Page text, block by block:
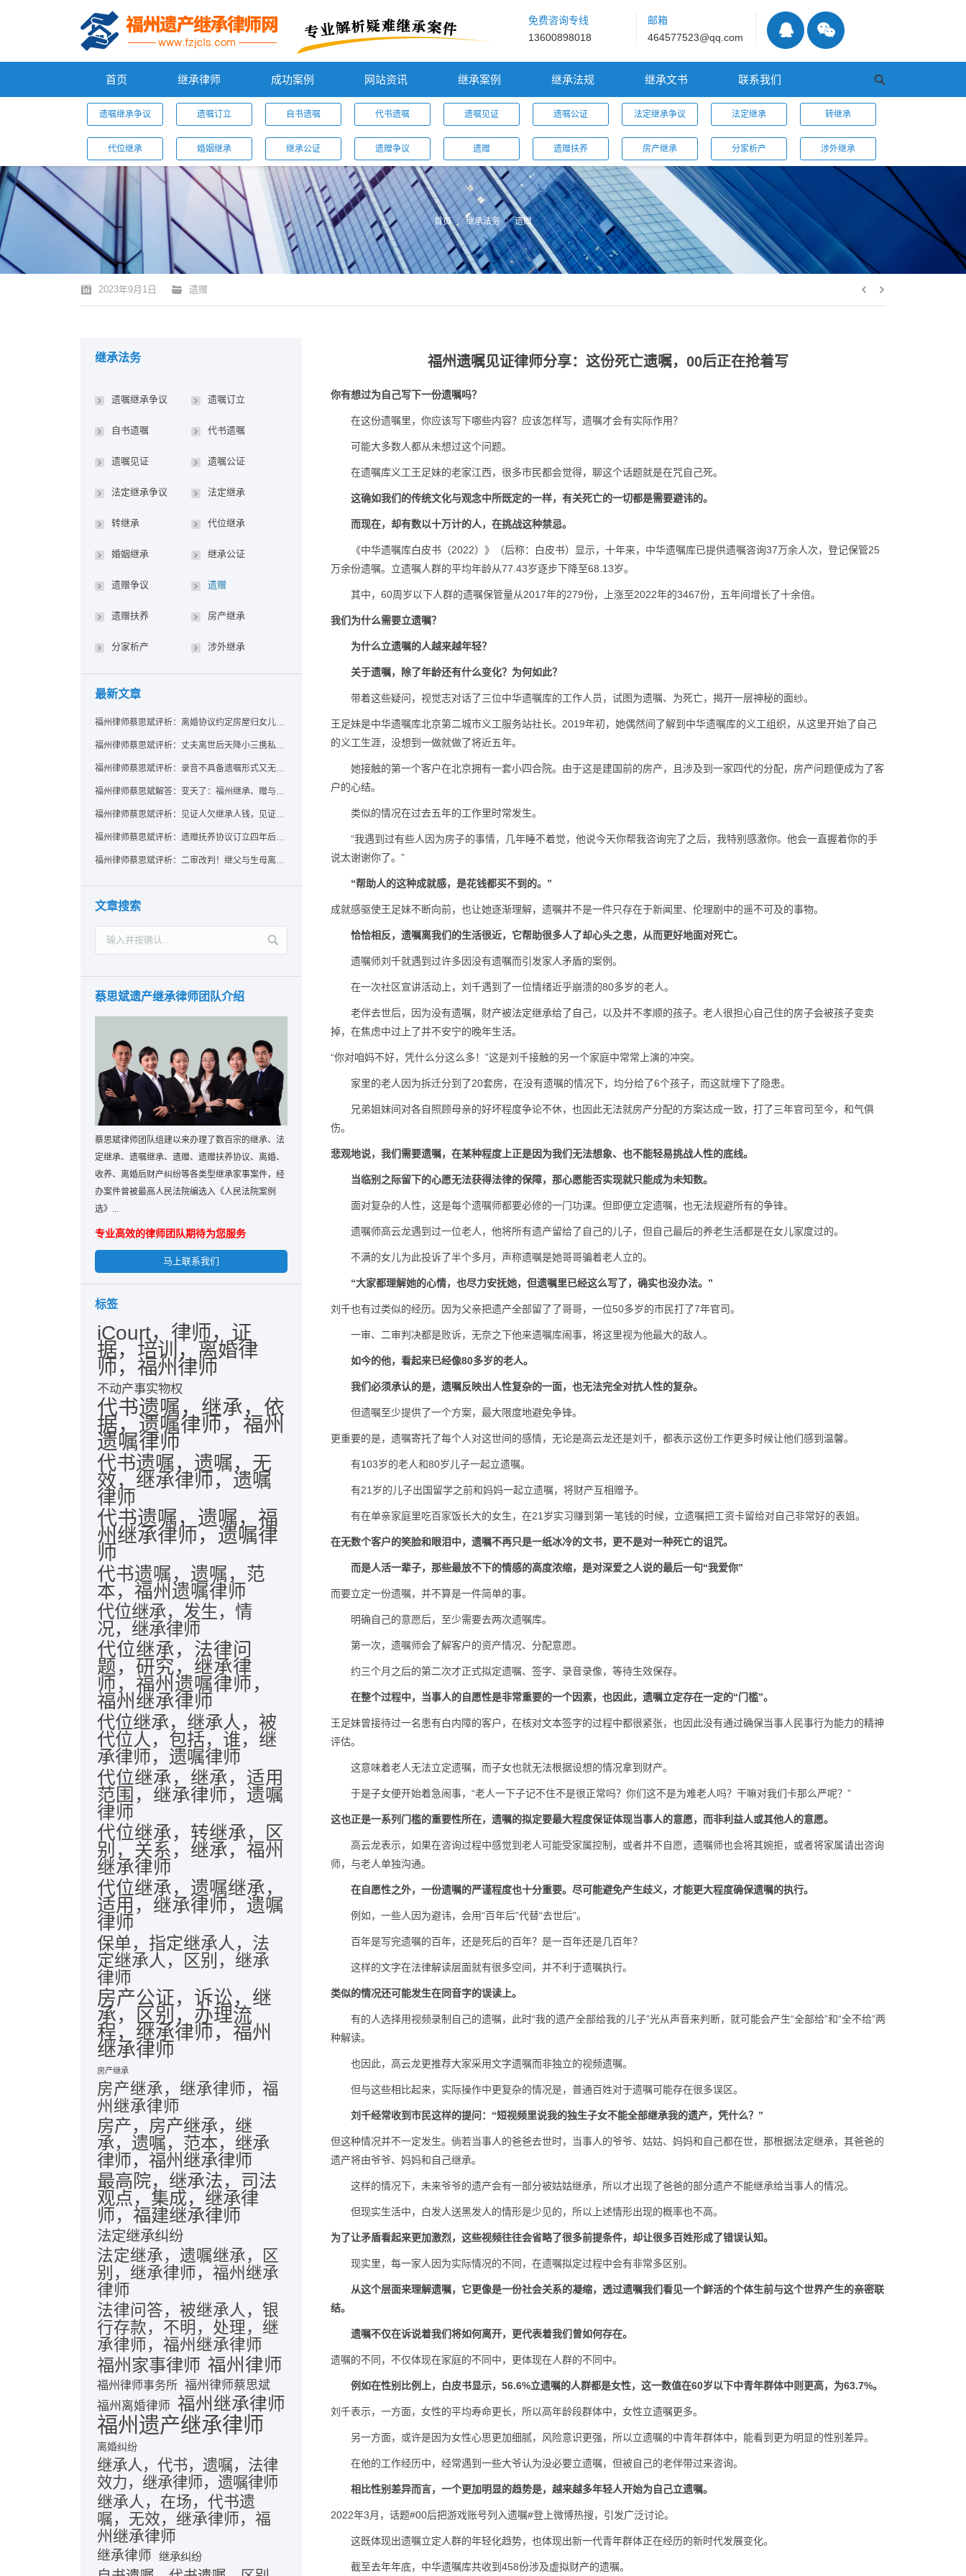
免费咨询专线
13600898018
邮箱
464577523@qq.com
首页 继承律师 成功案例 网站资讯 继承案例 继承法规 继承文书 联系我们
遗嘱继承争议 遗嘱订立 自书遗嘱 代书遗嘱 遗嘱见证 遗嘱公证 法定继承争议 法定继承 转继承
代位继承 婚姻继承 继承公证 遗赠争议 遗赠 遗赠扶养 房产继承 分家析产 涉外继承
您的位置： 首页 继承法务 遗赠
2023年9月1日 遗赠
福州遗嘱见证律师分享：这份死亡遗嘱，00后正在抢着写
你有想过为自己写下一份遗嘱吗？
在这份遗嘱里，你应该写下哪些内容？应该怎样写，遗嘱才会有实际作用？
可能大多数人都从未想过这个问题。
在遗嘱库义工王足妹的老家江西，很多市民都会觉得，聊这个话题就是在咒自己死。
这确如我们的传统文化与观念中所既定的一样，有关死亡的一切都是需要避讳的。
而现在，却有数以十万计的人，在挑战这种禁忌。
《中华遗嘱库白皮书（2022）》（后称：白皮书）显示，十年来，中华遗嘱库已提供遗嘱咨询37万余人次，登记保管25
万余份遗嘱。立遗嘱人群的平均年龄从77.43岁逐步下降至68.13岁。
其中，60周岁以下人群的遗嘱保管量从2017年的279份，上涨至2022年的3467份，五年间增长了十余倍。
我们为什么需要立遗嘱？
为什么立遗嘱的人越来越年轻？
关于遗嘱，除了年龄还有什么变化？为何如此？
带着这些疑问，视觉志对话了三位中华遗嘱库的工作人员，试图为遗嘱、为死亡，揭开一层神秘的面纱。
王足妹是中华遗嘱库北京第二城市义工服务站社长。2019年初，她偶然间了解到中华遗嘱库的义工组织，从这里开始了自己
的义工生涯，没想到一做就做了将近五年。
她接触的第一个客户在北京拥有一套小四合院。 由于这是建国前的房产，且涉及到一家四代的分配，房产问题便成为了客
户的心结。
类似的情况在过去五年的工作里时常发生。
“我遇到过有些人因为房子的事情，几年睡不着觉，他说今天你帮我咨询完了之后，我特别感激你。他会一直握着你的手
说太谢谢你了。”
“帮助人的这种成就感，是花钱都买不到的。”
成就感驱使王足妹不断向前，也让她逐渐理解，遗嘱并不是一件只存在于新闻里、伦理剧中的遥不可及的事物。
恰恰相反，遗嘱离我们的生活很近，它帮助很多人了却心头之患，从而更好地面对死亡。
遗嘱师刘千就遇到过许多因没有遗嘱而引发家人矛盾的案例。
在一次社区宣讲活动上，刘千遇到了一位情绪近乎崩溃的80多岁的老人。
老伴去世后，因为没有遗嘱，财产被法定继承给了自己，以及并不孝顺的孩子。老人很担心自己住的房子会被孩子变卖
掉，在焦虑中过上了并不安宁的晚年生活。
“你对咱妈不好，凭什么分这么多！”这是刘千接触的另一个家庭中常常上演的冲突。
家里的老人因为拆迁分到了20套房，在没有遗嘱的情况下，均分给了6个孩子，而这就埋下了隐患。
兄弟姐妹间对各自照顾母亲的好坏程度争论不休，也因此无法就房产分配的方案达成一致，打了三年官司至今，和气俱
伤。
悲观地说，我们需要遗嘱，在某种程度上正是因为我们无法想象、也不能轻易挑战人性的底线。
当临别之际留下的心愿无法获得法律的保障，那心愿能否实现就只能成为未知数。
面对复杂的人性，这是每个遗嘱师都要必修的一门功课。但即便立定遗嘱，也无法规避所有的争锋。
遗嘱师高云龙遇到过一位老人，他将所有遗产留给了自己的儿子，但自己最后的养老生活都是在女儿家度过的。
不满的女儿为此投诉了半个多月，声称遗嘱是她哥哥骗着老人立的。
“大家都理解她的心情，也尽力安抚她，但遗嘱里已经这么写了，确实也没办法。”
刘千也有过类似的经历。因为父亲把遗产全部留了了哥哥，一位50多岁的市民打了7年官司。
一审、二审判决都是败诉，无奈之下他来遗嘱库闹事，将这里视为他最大的敌人。
如今的他，看起来已经像80多岁的老人。
我们必须承认的是，遗嘱反映出人性复杂的一面，也无法完全对抗人性的复杂。
但遗嘱至少提供了一个方案，最大限度地避免争锋。
更重要的是，遗嘱寄托了每个人对这世间的感情，无论是高云龙还是刘千，都表示这份工作更多时候让他们感到温馨。
有103岁的老人和80岁儿子一起立遗嘱。
有21岁的儿子出国留学之前和妈妈一起立遗嘱，将财产互相赠予。
有在单亲家庭里吃百家饭长大的女生，在21岁实习赚到第一笔钱的时候，立遗嘱把工资卡留给对自己非常好的表姐。
在无数个客户的笑脸和眼泪中，遗嘱不再只是一纸冰冷的文书，更不是对一种死亡的诅咒。
而是人活一辈子，那些最放不下的情感的高度浓缩，是对深爱之人说的最后一句“我爱你”
而要立定一份遗嘱，并不算是一件简单的事。
明确自己的意愿后，至少需要去两次遗嘱库。
第一次，遗嘱师会了解客户的资产情况、分配意愿。
约三个月之后的第二次才正式拟定遗嘱、签字、录音录像，等待生效保存。
在整个过程中，当事人的自愿性是非常重要的一个因素，也因此，遗嘱立定存在一定的“门槛”。
王足妹曾接待过一名患有白内障的客户，在核对文本签字的过程中都很紧张，也因此没有通过确保当事人民事行为能力的精神
评估。
这意味着老人无法立定遗嘱，而子女也就无法根据设想的情况拿到财产。
于是子女便开始着急闹事，“老人一下子记不住不是很正常吗？你们这不是为难老人吗？干嘛对我们卡那么严呢？”
这也正是一系列门槛的重要性所在，遗嘱的拟定要最大程度保证体现当事人的意愿，而非利益人或其他人的意愿。
高云龙表示，如果在咨询过程中感觉到老人可能受家属控制，或者并不自愿，遗嘱师也会将其婉拒，或者将家属请出咨询
师，与老人单独沟通。
在自愿性之外，一份遗嘱的严谨程度也十分重要。尽可能避免产生歧义，才能更大程度确保遗嘱的执行。
例如，一些人因为避讳，会用“百年后”代替“去世后”。
百年是写完遗嘱的百年，还是死后的百年？是一百年还是几百年？
这样的文字在法律解读层面就有很多空间，并不利于遗嘱执行。
类似的情况还可能发生在同音字的误读上。
有的人选择用视频录制自己的遗嘱，此时“我的遗产全部给我的儿子”光从声音来判断，就可能会产生“全部给”和“全不给”两
种解读。
也因此，高云龙更推荐大家采用文字遗嘱而非独立的视频遗嘱。
但与这些相比起来，实际操作中更复杂的情况是，普通百姓对于遗嘱可能存在很多误区。
刘千经常收到市民这样的提问：“短视频里说我的独生子女不能全部继承我的遗产，凭什么？”
但这种情况并不一定发生。倘若当事人的爸爸去世时，当事人的爷爷、姑姑、妈妈和自己都在世，那根据法定继承，其爸爸的
遗产将由爷爷、妈妈和自己继承。
这样的情况下，未来爷爷的遗产会有一部分被姑姑继承，所以才出现了爸爸的部分遗产不能继承给当事人的情况。
但现实生活中，白发人送黑发人的情形是少见的，所以上述情形出现的概率也不高。
为了让矛盾看起来更加激烈，这些视频往往会省略了很多前提条件，却让很多百姓形成了错误认知。
现实里，每一家人因为实际情况的不同，在遗嘱拟定过程中会有非常多区别。
从这个层面来理解遗嘱，它更像是一份社会关系的凝缩，透过遗嘱我们看见一个鲜活的个体生前与这个世界产生的亲密联
结。
遗嘱不仅在诉说着我们将如何离开，更代表着我们曾如何存在。
遗嘱的不同，不仅体现在家庭的不同中，更体现在人群的不同中。
例如在性别比例上，白皮书显示，56.6%立遗嘱的人群都是女性，这一数值在60岁以下中青年群体中则更高，为63.7%。
刘千表示，一方面，女性的平均寿命更长，所以高年龄段群体中，女性立遗嘱更多。
另一方面，或许是因为女性心思更加细腻，风险意识更强，所以立遗嘱的中青年群体中，能看到更为明显的性别差异。
在他的工作经历中，经常遇到一些大爷认为没必要立遗嘱，但被自己的老伴带过来咨询。
相比性别差异而言，一个更加明显的趋势是，越来越多年轻人开始为自己立遗嘱。
2022年3月，话题#00后把游戏账号列入遗嘱#登上微博热搜，引发广泛讨论。
这既体现出遗嘱立定人群的年轻化趋势，也体现出新一代青年群体正在经历的新时代发展变化。
截至去年年底，中华遗嘱库共收到458份涉及虚拟财产的遗嘱。
继承法务
遗嘱继承争议 遗嘱订立
自书遗嘱 代书遗嘱
遗嘱见证 遗嘱公证
法定继承争议 法定继承
转继承 代位继承
婚姻继承 继承公证
遗赠争议 遗赠
遗赠扶养 房产继承
分家析产 涉外继承
最新文章
福州律师蔡思斌评析：离婚协议约定房屋归女儿所有，父亲去世后继母能否拒绝过户？
福州律师蔡思斌评析：丈夫离世后天降小三携私生子争遗产，法院正义判决保住原配80%份额！
福州律师蔡思斌评析：录音不具备遗嘱形式又无法证明赠与意愿——法院：按法定继承处理
福州律师蔡思斌解答：变天了：福州继承、赠与房产转让要收20%个税？福州国税官方回复来了！
福州律师蔡思斌评析：见证人欠继承人钱，见证遗嘱还有效吗？
福州律师蔡思斌评析：遗赠抚养协议订立四年后丧失民事行为能力，协议有效吗？
福州律师蔡思斌评析：二审改判！继父与生母离婚后，曾受其抚养的继子女是否仍享有继承权？
文章搜索
蔡思斌遗产继承律师团队介绍
蔡思斌律师团队组建以来办理了数百宗的继承、法
定继承、遗嘱继承、遗赠、遗赠扶养协议、离婚、
收养、离婚后财产纠纷等各类型继承家事案件，经
办案件曾被最高人民法院编选入《人民法院案例
选》...
专业高效的律师团队期待为您服务
马上联系我们
标签
iCourt，律师，证
据，培训，离婚律
师，福州律师
不动产事实物权
代书遗嘱，继承，依
据，遗嘱律师，福州
遗嘱律师
代书遗嘱，遗嘱，无
效，继承律师，遗嘱
律师
代书遗嘱，遗嘱，福
州继承律师，遗嘱律
师
代书遗嘱，遗嘱，范
本，福州遗嘱律师
代位继承，发生，情
况，继承律师
代位继承，法律问
题，研究，继承律
师，福州遗嘱律师，
福州继承律师
代位继承，继承人，被
代位人，包括，谁，继
承律师，遗嘱律师
代位继承，继承，适用
范围，继承律师，遗嘱
律师
代位继承，转继承，区
别，关系，继承，福州
继承律师
代位继承，遗嘱继承，
适用，继承律师，遗嘱
律师
保单，指定继承人，法
定继承人，区别，继承
律师
房产公证，诉讼，继
承，区别，办理流
程，继承律师，福州
继承律师
房产继承
房产继承，继承律师，福
州继承律师
房产，房产继承，继
承，遗嘱，范本，继承
律师，福州继承律师
最高院，继承法，司法
观点，集成，继承律
师，福建继承律师
法定继承纠纷
法定继承，遗嘱继承，区
别，继承律师，福州继承
律师
法律问答，被继承人，银
行存款，不明，处理，继
承律师，福州继承律师
福州家事律师 福州律师
福州律师事务所 福州律师蔡思斌
福州离婚律师 福州继承律师
福州遗产继承律师
离婚纠纷
继承人，代书，遗嘱，法律
效力，继承律师，遗嘱律师
继承人，在场，代书遗
嘱，无效，继承律师，福
州继承律师
继承律师 继承纠纷